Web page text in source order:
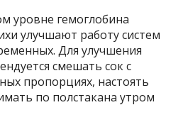
уровне гемоглобина
улучшают работу систем
Для улучшения
смешать сок с
пропорциях, настоять
по полстакана утром